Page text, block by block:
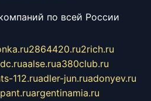
по всей России
2864420.ru2rich.ru
aalse.rua380club.ru
112.ruadler-jun.ruadonyev.ru
argentinamia.ru